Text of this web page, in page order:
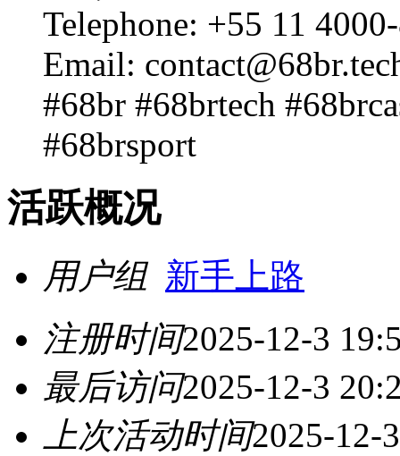
Telephone: +55 11
Email:
#68br #68brtech
#68brsport
活跃概况
用户组 新手上路
注册时间2025-12-3
最后访问2025-12-3
上次活动时间2025-12-